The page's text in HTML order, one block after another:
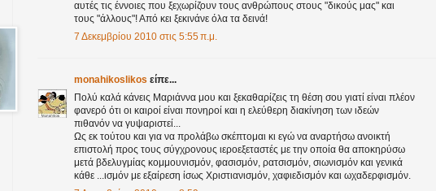
αυτές τις έννοιες που ξεχωρίζουν τους ανθρώπους στους "δικούς μας" και
τους "άλλους"! Από κει ξεκινάνε όλα τα δεινά!
7 Δεκεμβρίου 2010 στις 5:55 π.μ.
monahikoslikos είπε...
Πολύ καλά κάνεις Μαριάννα μου και ξεκαθαρίζεις τη θέση σου γιατί είναι πλέον
φανερό ότι οι καιροί είναι πονηροί και η ελεύθερη διακίνηση των ιδεών
πιθανόν να γυψαριστεί...
Ως εκ τούτου και για να προλάβω σκέπτομαι κι εγώ να αναρτήσω ανοικτή
επιστολή προς τους σύγχρονους ιεροεξεταστές με την οποία θα αποκηρύσω
μετά βδελυγμίας κομμουνισμόν, φασισμόν, ρατσισμόν, σιωνισμόν και γενικά
κάθε ...ισμόν με εξαίρεση ίσως Χριστιανισμόν, χαφιεδισμόν και ωχαδερφισμόν.